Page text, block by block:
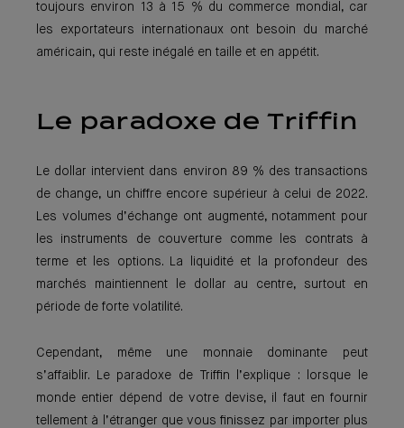
toujours environ 13 à 15 % du commerce mondial, car
les exportateurs internationaux ont besoin du marché
américain, qui reste inégalé en taille et en appétit.
Le paradoxe de Triffin
Le dollar intervient dans environ 89 % des transactions
de change, un chiffre encore supérieur à celui de 2022.
Les volumes d’échange ont augmenté, notamment pour
les instruments de couverture comme les contrats à
terme et les options. La liquidité et la profondeur des
marchés maintiennent le dollar au centre, surtout en
période de forte volatilité.
Cependant, même une monnaie dominante peut
s’affaiblir. Le paradoxe de Triffin l’explique : lorsque le
monde entier dépend de votre devise, il faut en fournir
tellement à l’étranger que vous finissez par importer plus